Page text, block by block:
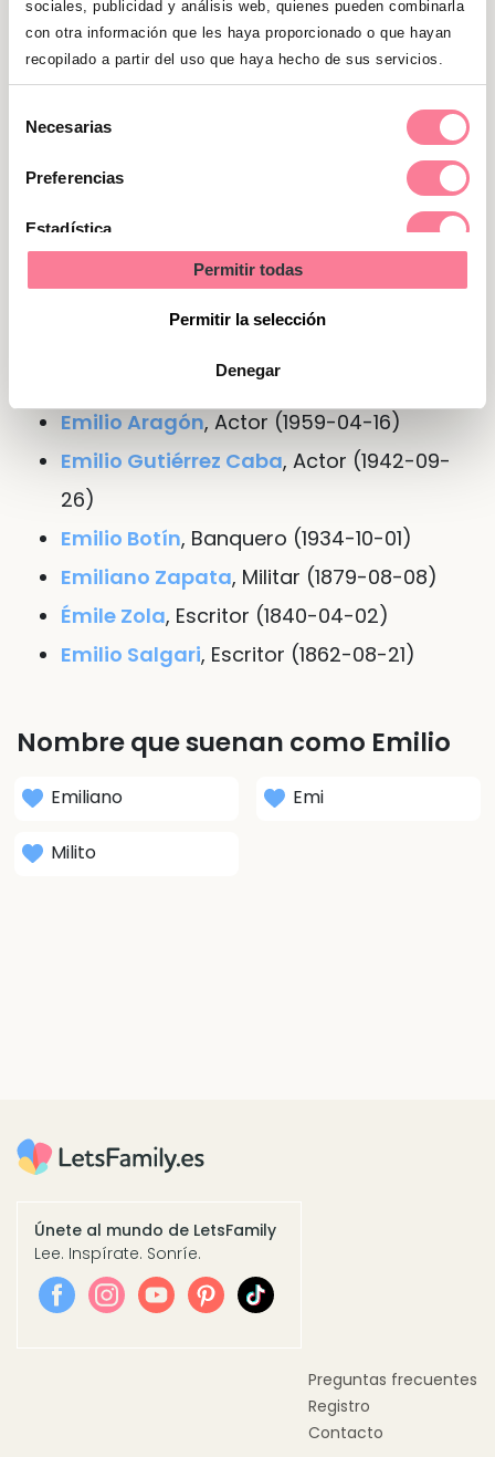
sociales, publicidad y análisis web, quienes pueden combinarla
con otra información que les haya proporcionado o que hayan
recopilado a partir del uso que haya hecho de sus servicios.
Necesarias
Preferencias
Estadística
Permitir todas
Permitir la selección
Denegar
Nombre de Emilio en otras lenguas
o idiomas
Enfrancés
Eninglés
Personajes famosos del nombre
Emilio
Emilio Aragón, Actor (1959-04-16)
Emilio Gutiérrez Caba, Actor (1942-09-
26)
Emilio Botín, Banquero (1934-10-01)
Emiliano Zapata, Militar (1879-08-08)
Émile Zola, Escritor (1840-04-02)
Emilio Salgari, Escritor (1862-08-21)
Nombre que suenan como Emilio
Emiliano Emi
Milito
Únete al mundo de LetsFamily
Lee. Inspírate. Sonríe.
Preguntas frecuentes
Registro
Contacto